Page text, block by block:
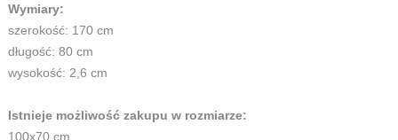
Wymiary:
szerokość: 170 cm
długość: 80 cm
wysokość: 2,6 cm
Istnieje możliwość zakupu w rozmiarze:
100x70 cm